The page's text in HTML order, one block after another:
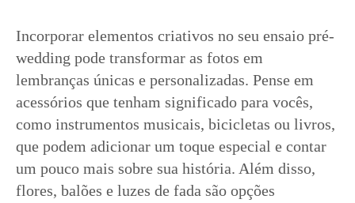
Incorporar elementos criativos no seu ensaio pré-
wedding pode transformar as fotos em
lembranças únicas e personalizadas. Pense em
acessórios que tenham significado para vocês,
como instrumentos musicais, bicicletas ou livros,
que podem adicionar um toque especial e contar
um pouco mais sobre sua história. Além disso,
flores, balões e luzes de fada são opções